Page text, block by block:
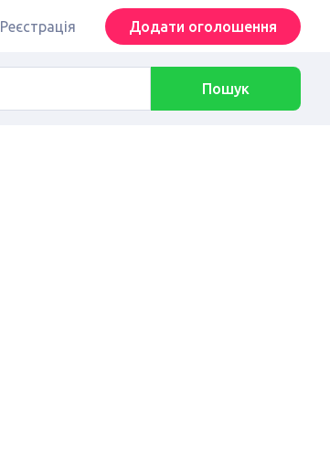
Реєстрація Додати оголошення
Пошук